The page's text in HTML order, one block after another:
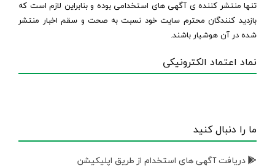
تنها منتشر کننده ی آگهی های استخدامی بوده و بنابراین لازم است که
بازدید کنندگان محترم سایت خود نسبت به صحت و سقم اخبار منتشر
شده در آن هوشیار باشند.
نماد اعتماد الکترونیکی
ما را دنبال کنید
دریافت آگهی های استخدام از طریق اپلیکیشن